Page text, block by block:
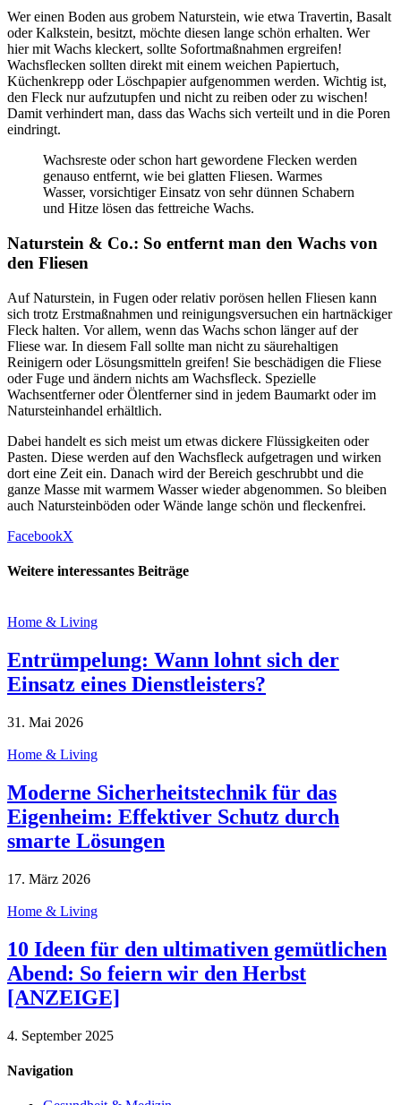
Wer einen Boden aus grobem Naturstein, wie etwa Travertin, Basalt
oder Kalkstein, besitzt, möchte diesen lange schön erhalten. Wer
hier mit Wachs kleckert, sollte Sofortmaßnahmen ergreifen!
Wachsflecken sollten direkt mit einem weichen Papiertuch,
Küchenkrepp oder Löschpapier aufgenommen werden. Wichtig ist,
den Fleck nur aufzutupfen und nicht zu reiben oder zu wischen!
Damit verhindert man, dass das Wachs sich verteilt und in die Poren
eindringt.
Wachsreste oder schon hart gewordene Flecken werden
genauso entfernt, wie bei glatten Fliesen. Warmes
Wasser, vorsichtiger Einsatz von sehr dünnen Schabern
und Hitze lösen das fettreiche Wachs.
Naturstein & Co.: So entfernt man den Wachs von
den Fliesen
Auf Naturstein, in Fugen oder relativ porösen hellen Fliesen kann
sich trotz Erstmaßnahmen und reinigungsversuchen ein hartnäckiger
Fleck halten. Vor allem, wenn das Wachs schon länger auf der
Fliese war. In diesem Fall sollte man nicht zu säurehaltigen
Reinigern oder Lösungsmitteln greifen! Sie beschädigen die Fliese
oder Fuge und ändern nichts am Wachsfleck. Spezielle
Wachsentferner oder Ölentferner sind in jedem Baumarkt oder im
Natursteinhandel erhältlich.
Dabei handelt es sich meist um etwas dickere Flüssigkeiten oder
Pasten. Diese werden auf den Wachsfleck aufgetragen und wirken
dort eine Zeit ein. Danach wird der Bereich geschrubbt und die
ganze Masse mit warmem Wasser wieder abgenommen. So bleiben
auch Natursteinböden oder Wände lange schön und fleckenfrei.
FacebookX
Weitere interessantes Beiträge
Home & Living
Entrümpelung: Wann lohnt sich der
Einsatz eines Dienstleisters?
31. Mai 2026
Home & Living
Moderne Sicherheitstechnik für das
Eigenheim: Effektiver Schutz durch
smarte Lösungen
17. März 2026
Home & Living
10 Ideen für den ultimativen gemütlichen
Abend: So feiern wir den Herbst
[ANZEIGE]
4. September 2025
Navigation